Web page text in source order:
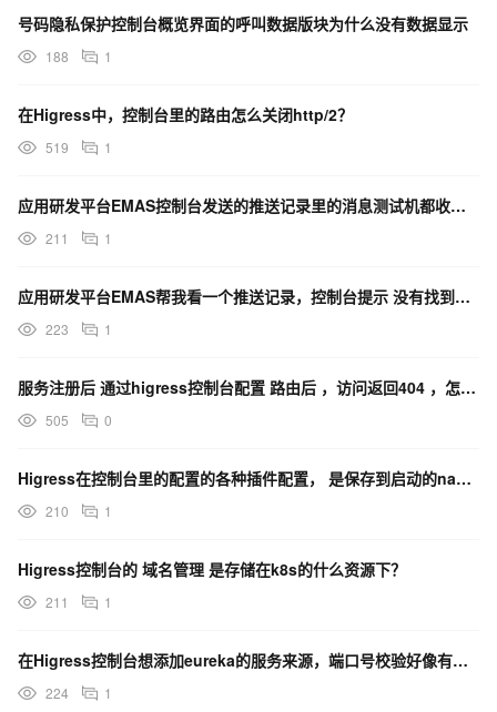
号码隐私保护控制台概览界面的呼叫数据版块为什么没有数据显示
188 1
在Higress中，控制台里的路由怎么关闭http/2？
519 1
应用研发平台EMAS控制台发送的推送记录里的消息测试机都收到了，但是统计数据里一条记录都没是怎么回事
211 1
应用研发平台EMAS帮我看一个推送记录，控制台提示 没有找到该次推送的设备数据呢，啥原因啊？
223 1
服务注册后 通过higress控制台配置 路由后 ，访问返回404 ，怎么解决？
505 0
Higress在控制台里的配置的各种插件配置， 是保存到启动的nacos里哪个dataId了？
210 1
Higress控制台的 域名管理 是存储在k8s的什么资源下？
211 1
在Higress控制台想添加eureka的服务来源，端口号校验好像有问题？
224 1